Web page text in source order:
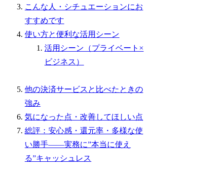
こんな人・シチュエーションにお
すすめです
使い方と便利な活用シーン
活用シーン（プライベート×
ビジネス）
他の決済サービスと比べたときの
強み
気になった点・改善してほしい点
総評：安心感・還元率・多様な使
い勝手——実務に”本当に使え
る”キャッシュレス